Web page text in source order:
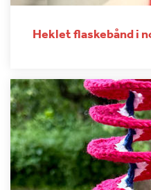
Heklet flaskebånd i